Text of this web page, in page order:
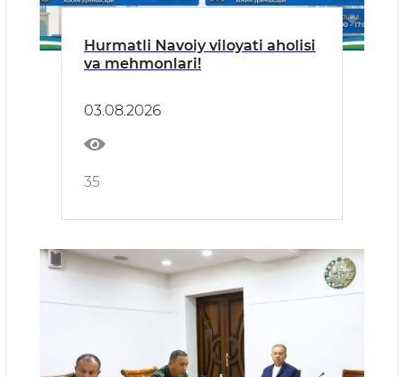
Hurmatli Navoiy viloyati aholisi
va mehmonlari!
03.08.2026
35